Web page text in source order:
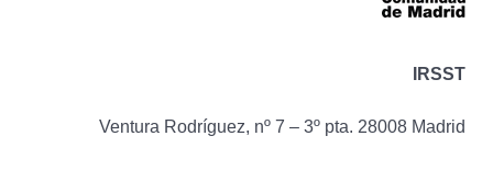
IRSST
Ventura Rodríguez, nº 7 – 3º pta. 28008 Madrid